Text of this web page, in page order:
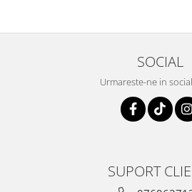
SOCIAL
Urmareste-ne in
SUPORT